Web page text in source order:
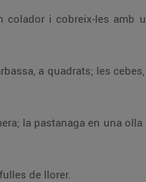
i cobreix-les amb
a quadrats; les
la pastanaga en una
de llorer.